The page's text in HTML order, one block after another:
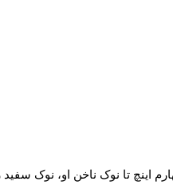
اینچ تا نوک ناخن او، نوک سفید